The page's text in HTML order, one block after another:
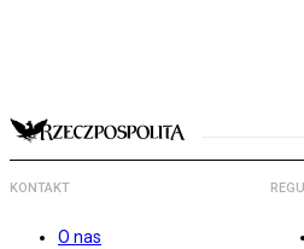
KONTAKT
O nas